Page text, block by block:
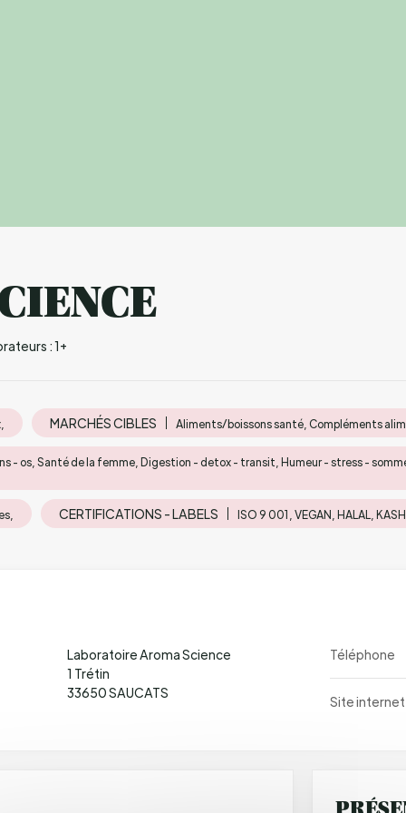
: 1+
MARCHÉS CIBLES Aliments/boissons santé, Compléments
- os, Santé de la femme, Digestion - detox - transit, Humeur - stress -
CERTIFICATIONS - LABELS ISO 9 001, VEGAN, HALAL,
Laboratoire Aroma Science
1 Trétin
33650 SAUCATS
Téléphone
Site internet